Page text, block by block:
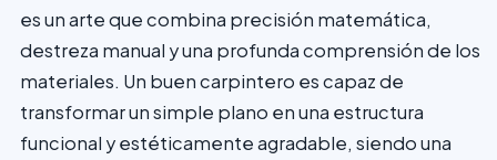
es un arte que combina precisión matemática,
destreza manual y una profunda comprensión de los
materiales. Un buen carpintero es capaz de
transformar un simple plano en una estructura
funcional y estéticamente agradable, siendo una